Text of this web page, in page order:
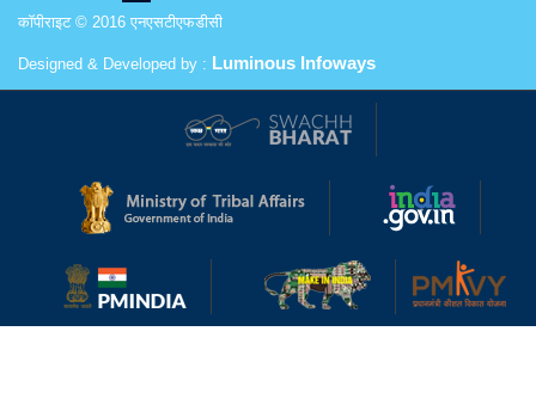
कॉपीराइट © 2016 एनएसटीएफडीसी
Designed & Developed by : Luminous Infoways